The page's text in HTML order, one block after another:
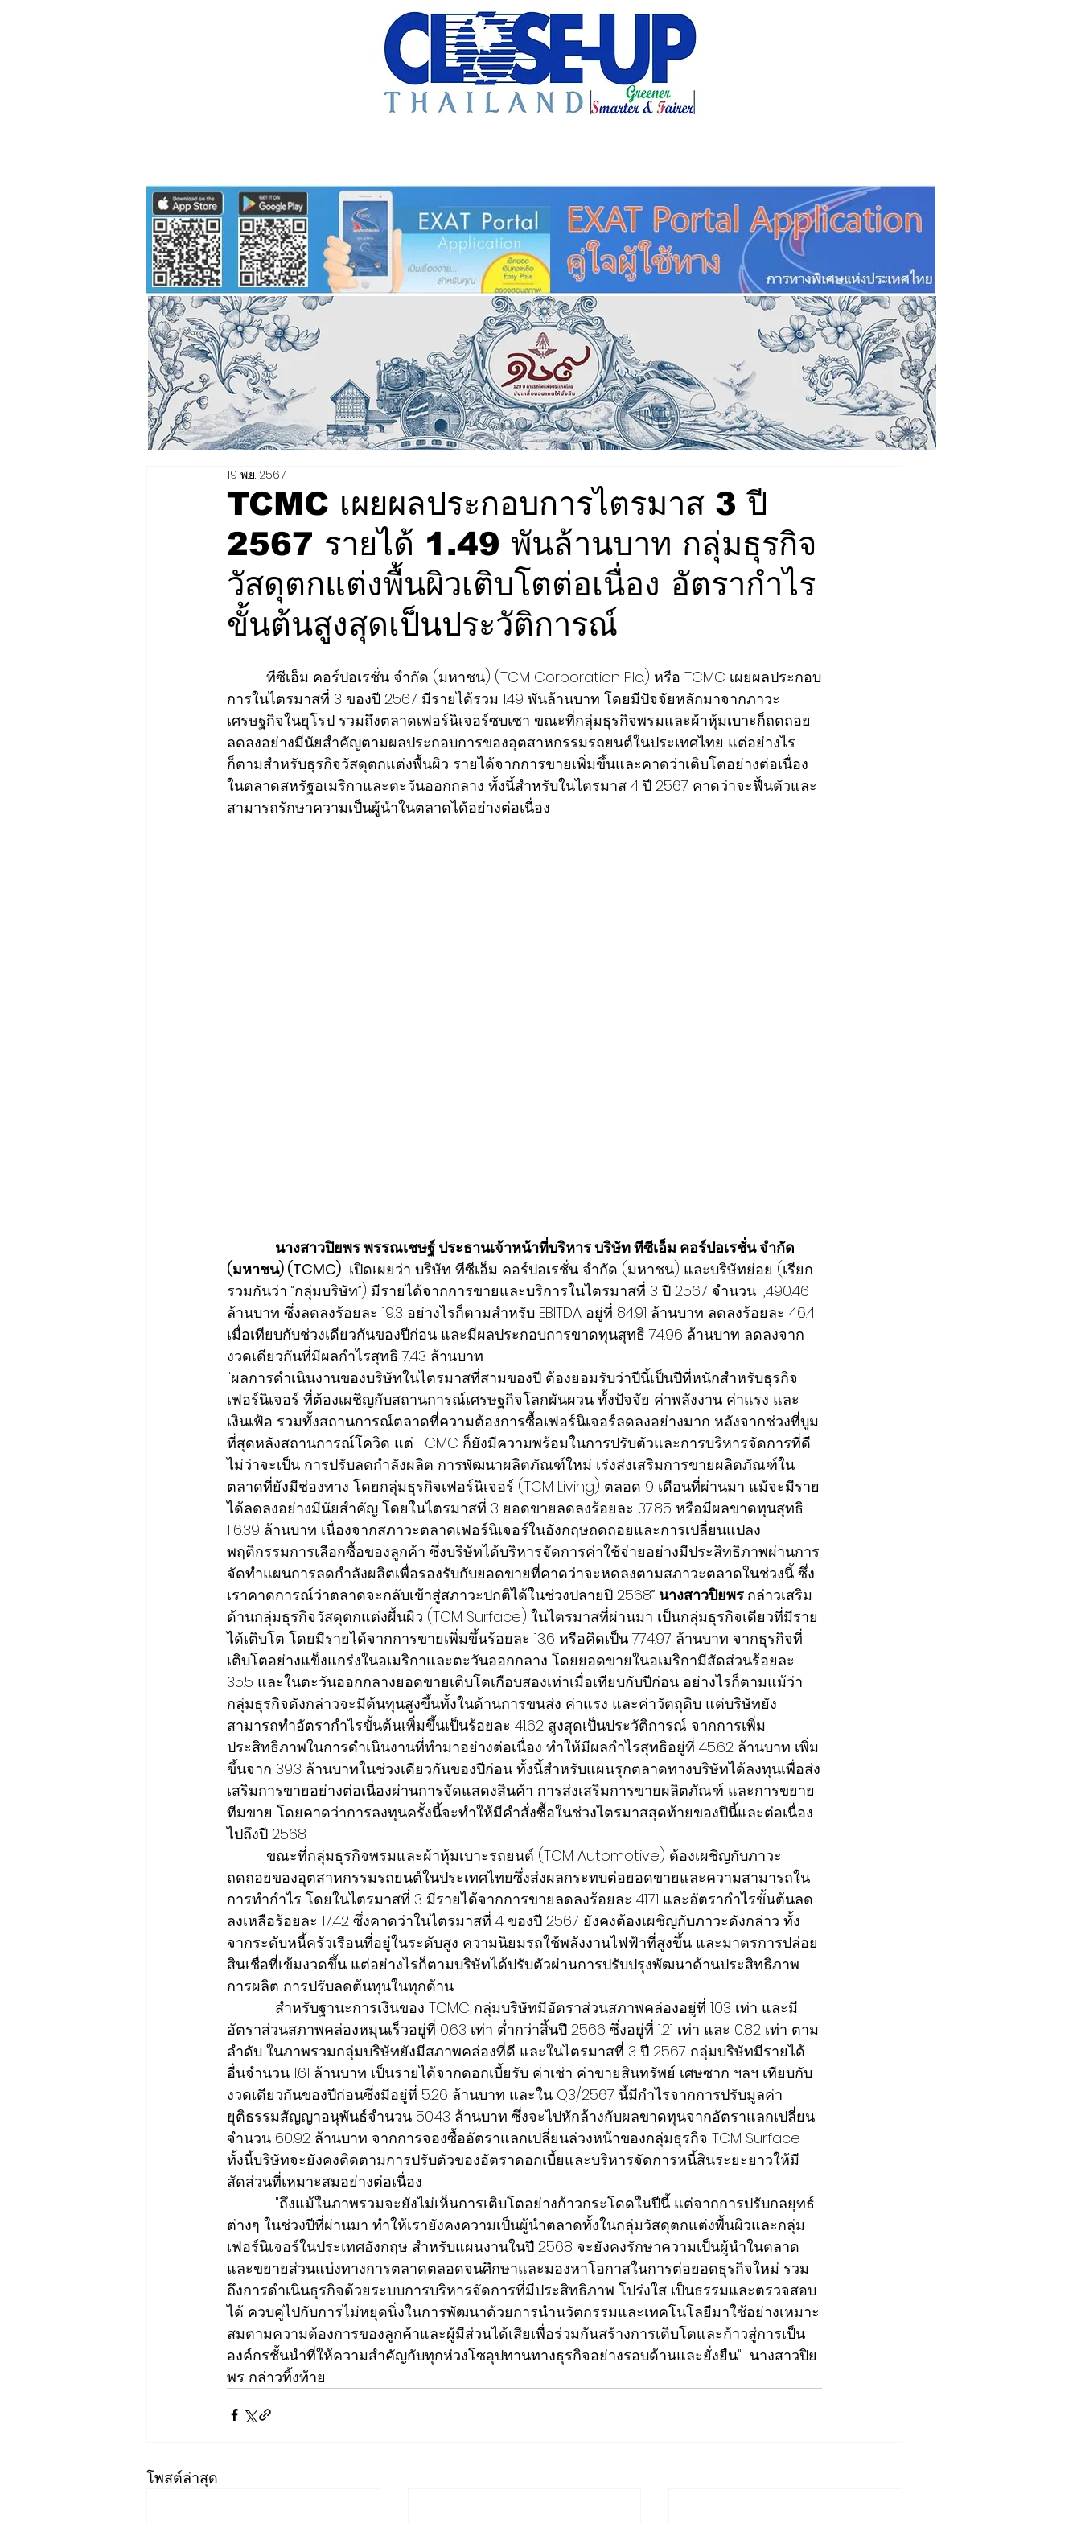
TCMC เผยผลประกอบการไตรมาส 3 ปี
2567 รายได้ 1.49 พันล้านบาท กลุ่มธุรกิจ
วัสดุตกแต่งพื้นผิวเติบโตต่อเนื่อง อัตรากำไร
ขั้นต้นสูงสุดเป็นประวัติการณ์
19 พ.ย. 2567
ทีซีเอ็ม คอร์ปอเรชั่น จำกัด (มหาชน) (TCM Corporation Plc.) หรือ TCMC เผยผลประกอบ
การในไตรมาสที่ 3 ของปี 2567 มีรายได้รวม 1.49 พันล้านบาท โดยมีปัจจัยหลักมาจากภาวะ
เศรษฐกิจในยุโรป รวมถึงตลาดเฟอร์นิเจอร์ซบเซา ขณะที่กลุ่มธุรกิจพรมและผ้าหุ้มเบาะก็ถดถอย
ลดลงอย่างมีนัยสำคัญตามผลประกอบการของอุตสาหกรรมรถยนต์ในประเทศไทย แต่อย่างไร
ก็ตามสำหรับธุรกิจวัสดุตกแต่งพื้นผิว รายได้จากการขายเพิ่มขึ้นและคาดว่าเติบโตอย่างต่อเนื่อง
ในตลาดสหรัฐอเมริกาและตะวันออกกลาง ทั้งนี้สำหรับในไตรมาส 4 ปี 2567 คาดว่าจะฟื้นตัวและ
สามารถรักษาความเป็นผู้นำในตลาดได้อย่างต่อเนื่อง
นางสาวปิยพร พรรณเชษฐ์ ประธานเจ้าหน้าที่บริหาร บริษัท ทีซีเอ็ม คอร์ปอเรชั่น จำกัด
(มหาชน) (TCMC) เปิดเผยว่า บริษัท ทีซีเอ็ม คอร์ปอเรชั่น จำกัด (มหาชน) และบริษัทย่อย (เรียก
รวมกันว่า “กลุ่มบริษัท”) มีรายได้จากการขายและบริการในไตรมาสที่ 3 ปี 2567 จำนวน 1,490.46
ล้านบาท ซึ่งลดลงร้อยละ 19.3 อย่างไรก็ตามสำหรับ EBITDA อยู่ที่ 84.91 ล้านบาท ลดลงร้อยละ 46.4
เมื่อเทียบกับช่วงเดียวกันของปีก่อน และมีผลประกอบการขาดทุนสุทธิ 74.96 ล้านบาท ลดลงจาก
งวดเดียวกันที่มีผลกำไรสุทธิ 7.43 ล้านบาท
"ผลการดำเนินงานของบริษัทในไตรมาสที่สามของปี ต้องยอมรับว่าปีนี้เป็นปีที่หนักสำหรับธุรกิจ
เฟอร์นิเจอร์ ที่ต้องเผชิญกับสถานการณ์เศรษฐกิจโลกผันผวน ทั้งปัจจัย ค่าพลังงาน ค่าแรง และ
เงินเฟ้อ รวมทั้งสถานการณ์ตลาดที่ความต้องการซื้อเฟอร์นิเจอร์ลดลงอย่างมาก หลังจากช่วงที่บูม
ที่สุดหลังสถานการณ์โควิด แต่ TCMC ก็ยังมีความพร้อมในการปรับตัวและการบริหารจัดการที่ดี
ไม่ว่าจะเป็น การปรับลดกำลังผลิต การพัฒนาผลิตภัณฑ์ใหม่ เร่งส่งเสริมการขายผลิตภัณฑ์ใน
ตลาดที่ยังมีช่องทาง โดยกลุ่มธุรกิจเฟอร์นิเจอร์ (TCM Living) ตลอด 9 เดือนที่ผ่านมา แม้จะมีราย
ได้ลดลงอย่างมีนัยสำคัญ โดยในไตรมาสที่ 3 ยอดขายลดลงร้อยละ 37.85 หรือมีผลขาดทุนสุทธิ
116.39 ล้านบาท เนื่องจากสภาวะตลาดเฟอร์นิเจอร์ในอังกฤษถดถอยและการเปลี่ยนแปลง
พฤติกรรมการเลือกซื้อของลูกค้า ซึ่งบริษัทได้บริหารจัดการค่าใช้จ่ายอย่างมีประสิทธิภาพผ่านการ
จัดทำแผนการลดกำลังผลิตเพื่อรองรับกับยอดขายที่คาดว่าจะหดลงตามสภาวะตลาดในช่วงนี้ ซึ่ง
เราคาดการณ์ว่าตลาดจะกลับเข้าสู่สภาวะปกติได้ในช่วงปลายปี 2568” นางสาวปิยพร กล่าวเสริม
ด้านกลุ่มธุรกิจวัสดุตกแต่งผื้นผิว (TCM Surface) ในไตรมาสที่ผ่านมา เป็นกลุ่มธุรกิจเดียวที่มีราย
ได้เติบโต โดยมีรายได้จากการขายเพิ่มขึ้นร้อยละ 13.6 หรือคิดเป็น 774.97 ล้านบาท จากธุรกิจที่
เติบโตอย่างแข็งแกร่งในอเมริกาและตะวันออกกลาง โดยยอดขายในอเมริกามีสัดส่วนร้อยละ
35.5 และในตะวันออกกลางยอดขายเติบโตเกือบสองเท่าเมื่อเทียบกับปีก่อน อย่างไรก็ตามแม้ว่า
กลุ่มธุรกิจดังกล่าวจะมีต้นทุนสูงขึ้นทั้งในด้านการขนส่ง ค่าแรง และค่าวัตถุดิบ แต่บริษัทยัง
สามารถทำอัตรากำไรขั้นต้นเพิ่มขึ้นเป็นร้อยละ 41.62 สูงสุดเป็นประวัติการณ์ จากการเพิ่ม
ประสิทธิภาพในการดำเนินงานที่ทำมาอย่างต่อเนื่อง ทำให้มีผลกำไรสุทธิอยู่ที่ 45.62 ล้านบาท เพิ่ม
ขึ้นจาก 39.3 ล้านบาทในช่วงเดียวกันของปีก่อน ทั้งนี้สำหรับแผนรุกตลาดทางบริษัทได้ลงทุนเพื่อส่ง
เสริมการขายอย่างต่อเนื่องผ่านการจัดแสดงสินค้า การส่งเสริมการขายผลิตภัณฑ์ และการขยาย
ทีมขาย โดยคาดว่าการลงทุนครั้งนี้จะทำให้มีคำสั่งซื้อในช่วงไตรมาสสุดท้ายของปีนี้และต่อเนื่อง
ไปถึงปี 2568
ขณะที่กลุ่มธุรกิจพรมและผ้าหุ้มเบาะรถยนต์ (TCM Automotive) ต้องเผชิญกับภาวะ
ถดถอยของอุตสาหกรรมรถยนต์ในประเทศไทยซึ่งส่งผลกระทบต่อยอดขายและความสามารถใน
การทำกำไร โดยในไตรมาสที่ 3 มีรายได้จากการขายลดลงร้อยละ 41.71 และอัตรากำไรขั้นต้นลด
ลงเหลือร้อยละ 17.42 ซึ่งคาดว่าในไตรมาสที่ 4 ของปี 2567 ยังคงต้องเผชิญกับภาวะดังกล่าว ทั้ง
จากระดับหนี้ครัวเรือนที่อยู่ในระดับสูง ความนิยมรถใช้พลังงานไฟฟ้าที่สูงขึ้น และมาตรการปล่อย
สินเชื่อที่เข้มงวดขึ้น แต่อย่างไรก็ตามบริษัทได้ปรับตัวผ่านการปรับปรุงพัฒนาด้านประสิทธิภาพ
การผลิต การปรับลดต้นทุนในทุกด้าน
สำหรับฐานะการเงินของ TCMC กลุ่มบริษัทมีอัตราส่วนสภาพคล่องอยู่ที่ 1.03 เท่า และมี
อัตราส่วนสภาพคล่องหมุนเร็วอยู่ที่ 0.63 เท่า ต่ำกว่าสิ้นปี 2566 ซึ่งอยู่ที่ 1.21 เท่า และ 0.82 เท่า ตาม
ลำดับ ในภาพรวมกลุ่มบริษัทยังมีสภาพคล่องที่ดี และในไตรมาสที่ 3 ปี 2567 กลุ่มบริษัทมีรายได้
อื่นจำนวน 1.61 ล้านบาท เป็นรายได้จากดอกเบี้ยรับ ค่าเช่า ค่าขายสินทรัพย์ เศษซาก ฯลฯ เทียบกับ
งวดเดียวกันของปีก่อนซึ่งมีอยู่ที่ 5.26 ล้านบาท และใน Q3/2567 นี้มีกำไรจากการปรับมูลค่า
ยุติธรรมสัญญาอนุพันธ์จำนวน 50.43 ล้านบาท ซึ่งจะไปหักล้างกับผลขาดทุนจากอัตราแลกเปลี่ยน
จำนวน 60.92 ล้านบาท จากการจองซื้ออัตราแลกเปลี่ยนล่วงหน้าของกลุ่มธุรกิจ TCM Surface
ทั้งนี้บริษัทจะยังคงติดตามการปรับตัวของอัตราดอกเบี้ยและบริหารจัดการหนี้สินระยะยาวให้มี
สัดส่วนที่เหมาะสมอย่างต่อเนื่อง
"ถึงแม้ในภาพรวมจะยังไม่เห็นการเติบโตอย่างก้าวกระโดดในปีนี้ แต่จากการปรับกลยุทธ์
ต่างๆ ในช่วงปีที่ผ่านมา ทำให้เรายังคงความเป็นผู้นำตลาดทั้งในกลุ่มวัสดุตกแต่งพื้นผิวและกลุ่ม
เฟอร์นิเจอร์ในประเทศอังกฤษ สำหรับแผนงานในปี 2568 จะยังคงรักษาความเป็นผู้นำในตลาด
และขยายส่วนแบ่งทางการตลาดตลอดจนศึกษาและมองหาโอกาสในการต่อยอดธุรกิจใหม่ รวม
ถึงการดำเนินธุรกิจด้วยระบบการบริหารจัดการที่มีประสิทธิภาพ โปร่งใส เป็นธรรมและตรวจสอบ
ได้ ควบคู่ไปกับการไม่หยุดนิ่งในการพัฒนาด้วยการนำนวัตกรรมและเทคโนโลยีมาใช้อย่างเหมาะ
สมตามความต้องการของลูกค้าและผู้มีส่วนได้เสียเพื่อร่วมกันสร้างการเติบโตและก้าวสู่การเป็น
องค์กรชั้นนำที่ให้ความสำคัญกับทุกห่วงโซอุปทานทางธุรกิจอย่างรอบด้านและยั่งยืน"  นางสาวปิย
พร กล่าวทิ้งท้าย
โพสต์ล่าสุด